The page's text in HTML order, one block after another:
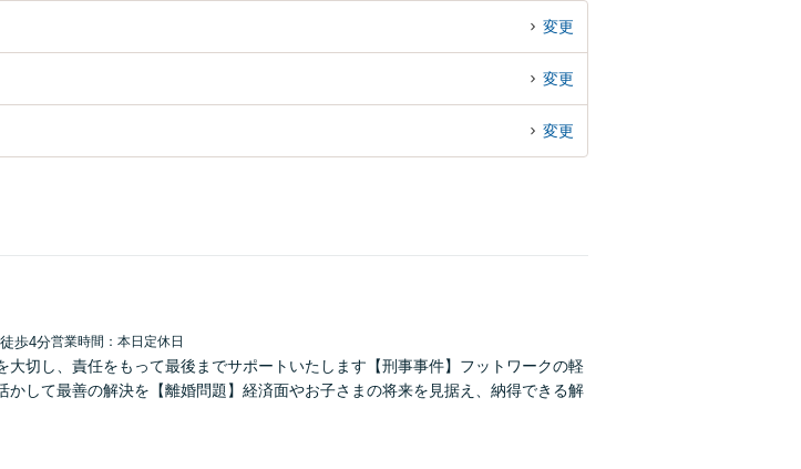
変更
変更
変更
歩4分営業時間：本日定休日
大切し、責任をもって最後までサポートいたします【刑事事件】フットワークの軽
かして最善の解決を【離婚問題】経済面やお子さまの将来を見据え、納得できる解